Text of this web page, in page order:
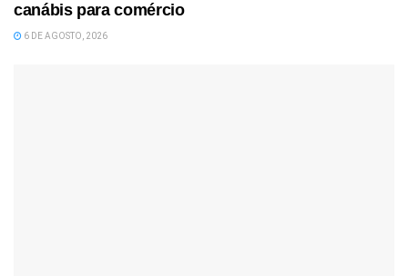
canábis para comércio
6 DE AGOSTO, 2026